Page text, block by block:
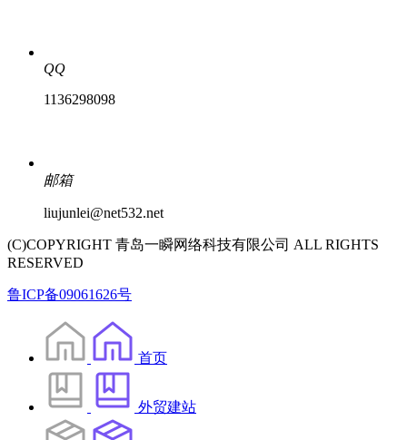
QQ
1136298098
邮箱
liujunlei@net532.net
(C)COPYRIGHT 青岛一瞬网络科技有限公司 ALL RIGHTS
RESERVED
鲁ICP备09061626号
首页
外贸建站